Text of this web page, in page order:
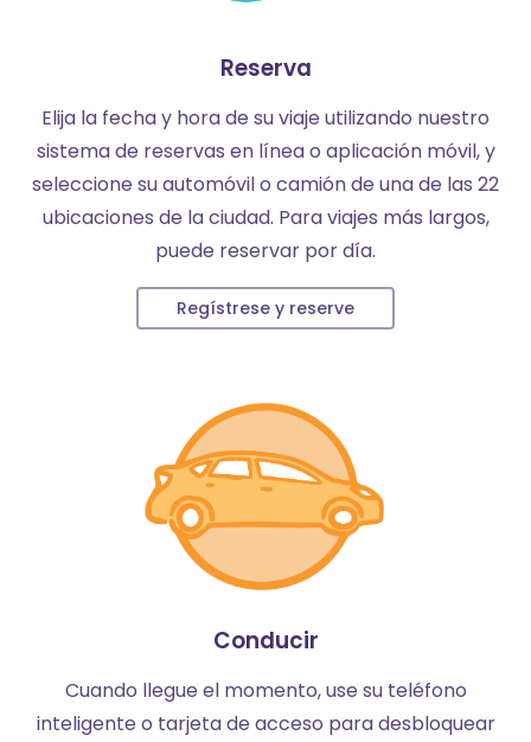
Reserva
Elija la fecha y hora de su viaje utilizando nuestro
sistema de reservas en línea o aplicación móvil, y
seleccione su automóvil o camión de una de las 22
ubicaciones de la ciudad. Para viajes más largos,
puede reservar por día.
Regístrese y reserve
Conducir
Cuando llegue el momento, use su teléfono
inteligente o tarjeta de acceso para desbloquear